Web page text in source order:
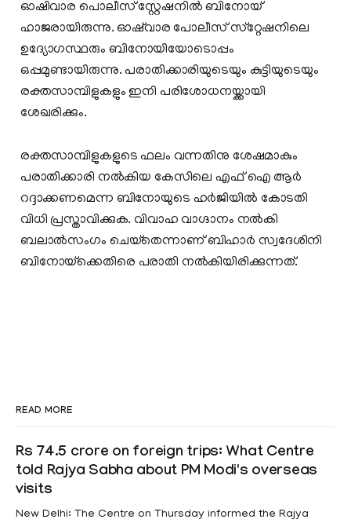
ഓഷിവാര പൊലീസ് സ്റ്റേഷനിൽ ബിനോയ്
ഹാജരായിരുന്നു. ഓഷ്‌വാര പോലീസ് സ്‌റ്റേഷനിലെ
ഉദ്യോഗസ്ഥരും ബിനോയിയോടൊപ്പം
ഒപ്പമുണ്ടായിരുന്നു. പരാതിക്കാരിയുടെയും കുട്ടിയുടെയും
രക്തസാമ്പിളുകളും ഇനി പരിശോധനയ്ക്കായി
ശേഖരിക്കും.
രക്തസാമ്പിളുകളുടെ ഫലം വന്നതിനു ശേഷമാകും
പരാതിക്കാരി നല്‍കിയ കേസിലെ എഫ് ഐ ആര്‍
റദ്ദാക്കണമെന്ന ബിനോയുടെ ഹര്‍ജിയില്‍ കോടതി
വിധി പ്രസ്താവിക്കുക. വിവാഹ വാഗ്ദാനം നല്‍കി
ബലാല്‍സംഗം ചെയ്‌തെന്നാണ് ബിഹാര്‍ സ്വദേശിനി
ബിനോയ്‌ക്കെതിരെ പരാതി നല്‍കിയിരിക്കുന്നത്.
READ MORE
Rs 74.5 crore on foreign trips: What Centre
told Rajya Sabha about PM Modi's overseas
visits
New Delhi: The Centre on Thursday informed the Rajya